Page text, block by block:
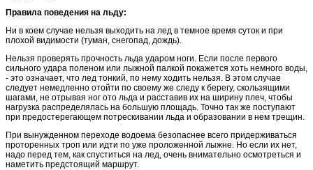
Правила поведения на льду:
Ни в коем случае нельзя выходить на лед в темное время суток и при
плохой видимости (туман, снегопад, дождь).
Нельзя проверять прочность льда ударом ноги. Если после первого
сильного удара поленом или лыжной палкой покажется хоть немного воды,
- это означает, что лед тонкий, по нему ходить нельзя. В этом случае
следует немедленно отойти по своему же следу к берегу, скользящими
шагами, не отрывая ног ото льда и расставив их на ширину плеч, чтобы
нагрузка распределялась на большую площадь. Точно так же поступают
при предостерегающем потрескивании льда и образовании в нем трещин.
При вынужденном переходе водоема безопаснее всего придерживаться
проторенных троп или идти по уже проложенной лыжне. Но если их нет,
надо перед тем, как спуститься на лед, очень внимательно осмотреться и
наметить предстоящий маршрут.